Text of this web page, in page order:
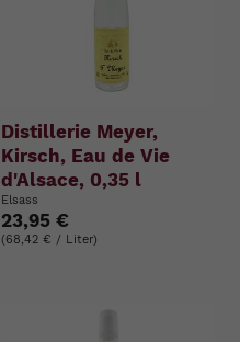
Distillerie Meyer,
Kirsch, Eau de Vie
d'Alsace, 0,35 l
Elsass
23,95 €
(68,42 € / Liter)